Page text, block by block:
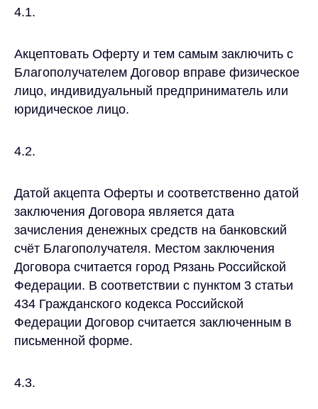
4.1.
Акцептовать Оферту и тем самым заключить с
Благополучателем Договор вправе физическое
лицо, индивидуальный предприниматель или
юридическое лицо.
4.2.
Датой акцепта Оферты и соответственно датой
заключения Договора является дата
зачисления денежных средств на банковский
счёт Благополучателя. Местом заключения
Договора считается город Рязань Российской
Федерации. В соответствии с пунктом 3 статьи
434 Гражданского кодекса Российской
Федерации Договор считается заключенным в
письменной форме.
4.3.